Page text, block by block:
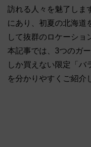
訪れる人々を魅了しま
にあり、初夏の北海道
して抜群のロケーショ
本記事では、3つのガ
しか買えない限定「バ
を分かりやすくご紹介